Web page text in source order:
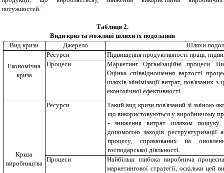
потужностей.
Таблиця 2.
Види криз та можливі шляхи їх подолання
Видкризи Джерело Шляхи
Економічна
криза
Ресурси
Підвищення продуктивності праці,
Процеси
Маркетинг. Організаційні процеси.
Оцінка співвідношення вартості
шляхів мінімізації витрат, пов'язаних
економічної ефективності.
Криза
виробництва
Ресурси
Такий вид кризи пов'язаний зі зміною
що використовуються у виробничому
- зниження витрат шляхом пошуку
допомогою заходів реструктуризації
процесу, спрямованих на
господарської діяльності.
Процеси
Найбільш глибока виробнича
маркетингової стратегії, оскільки цей